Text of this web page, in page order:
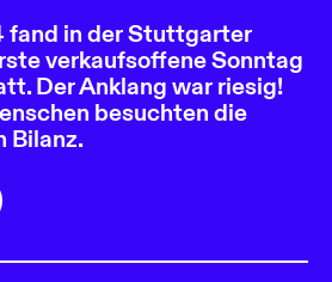
fand in der Stuttgarter
verkaufsoffene Sonntag
Der Anklang war riesig!
besuchten die
Bilanz.